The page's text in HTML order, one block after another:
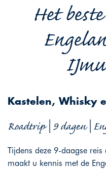
Het
Kastelen, Whisky
Roadtrip | 9 dagen |
Tijdens deze 9-daagse
maakt u kennis met de